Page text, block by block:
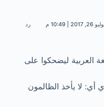
26, 2017 | 10:49 م رد
العربية ليضحكوا على
أي: لا يأخذ الظالمون